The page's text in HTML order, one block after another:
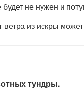
не нужен и
из искры
тундры.